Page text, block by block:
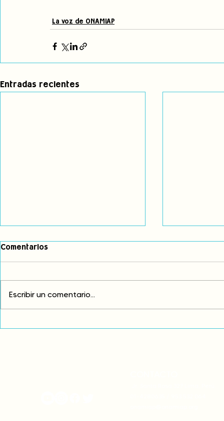
La voz de ONAMIAP
Entradas recientes
Comentarios
Escribir un comentario...